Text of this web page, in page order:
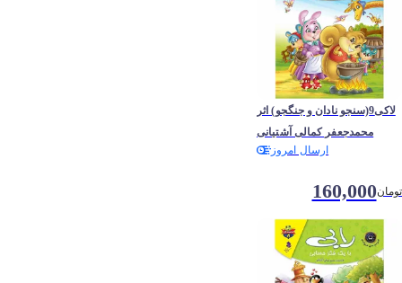
لاکی9(سنجو نادان و جنگجو) اثر
محمدجعفر کمالی آشتیانی
ارسال امروز
160,000تومان